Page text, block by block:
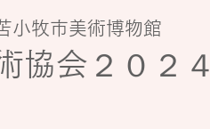
小牧市美術博物館
協会２０２４